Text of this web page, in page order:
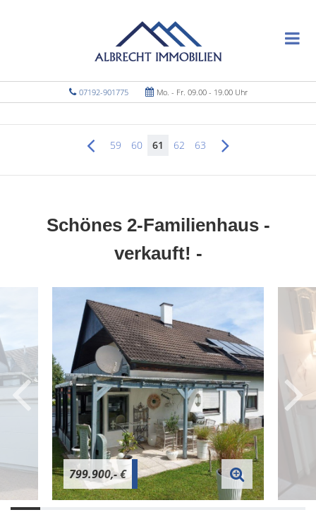
07192-901775 Mo. - Fr. 09.00 - 19.00 Uhr
59 60 61 62 63
Schönes 2-Familienhaus -
verkauft! -
799.900,- €